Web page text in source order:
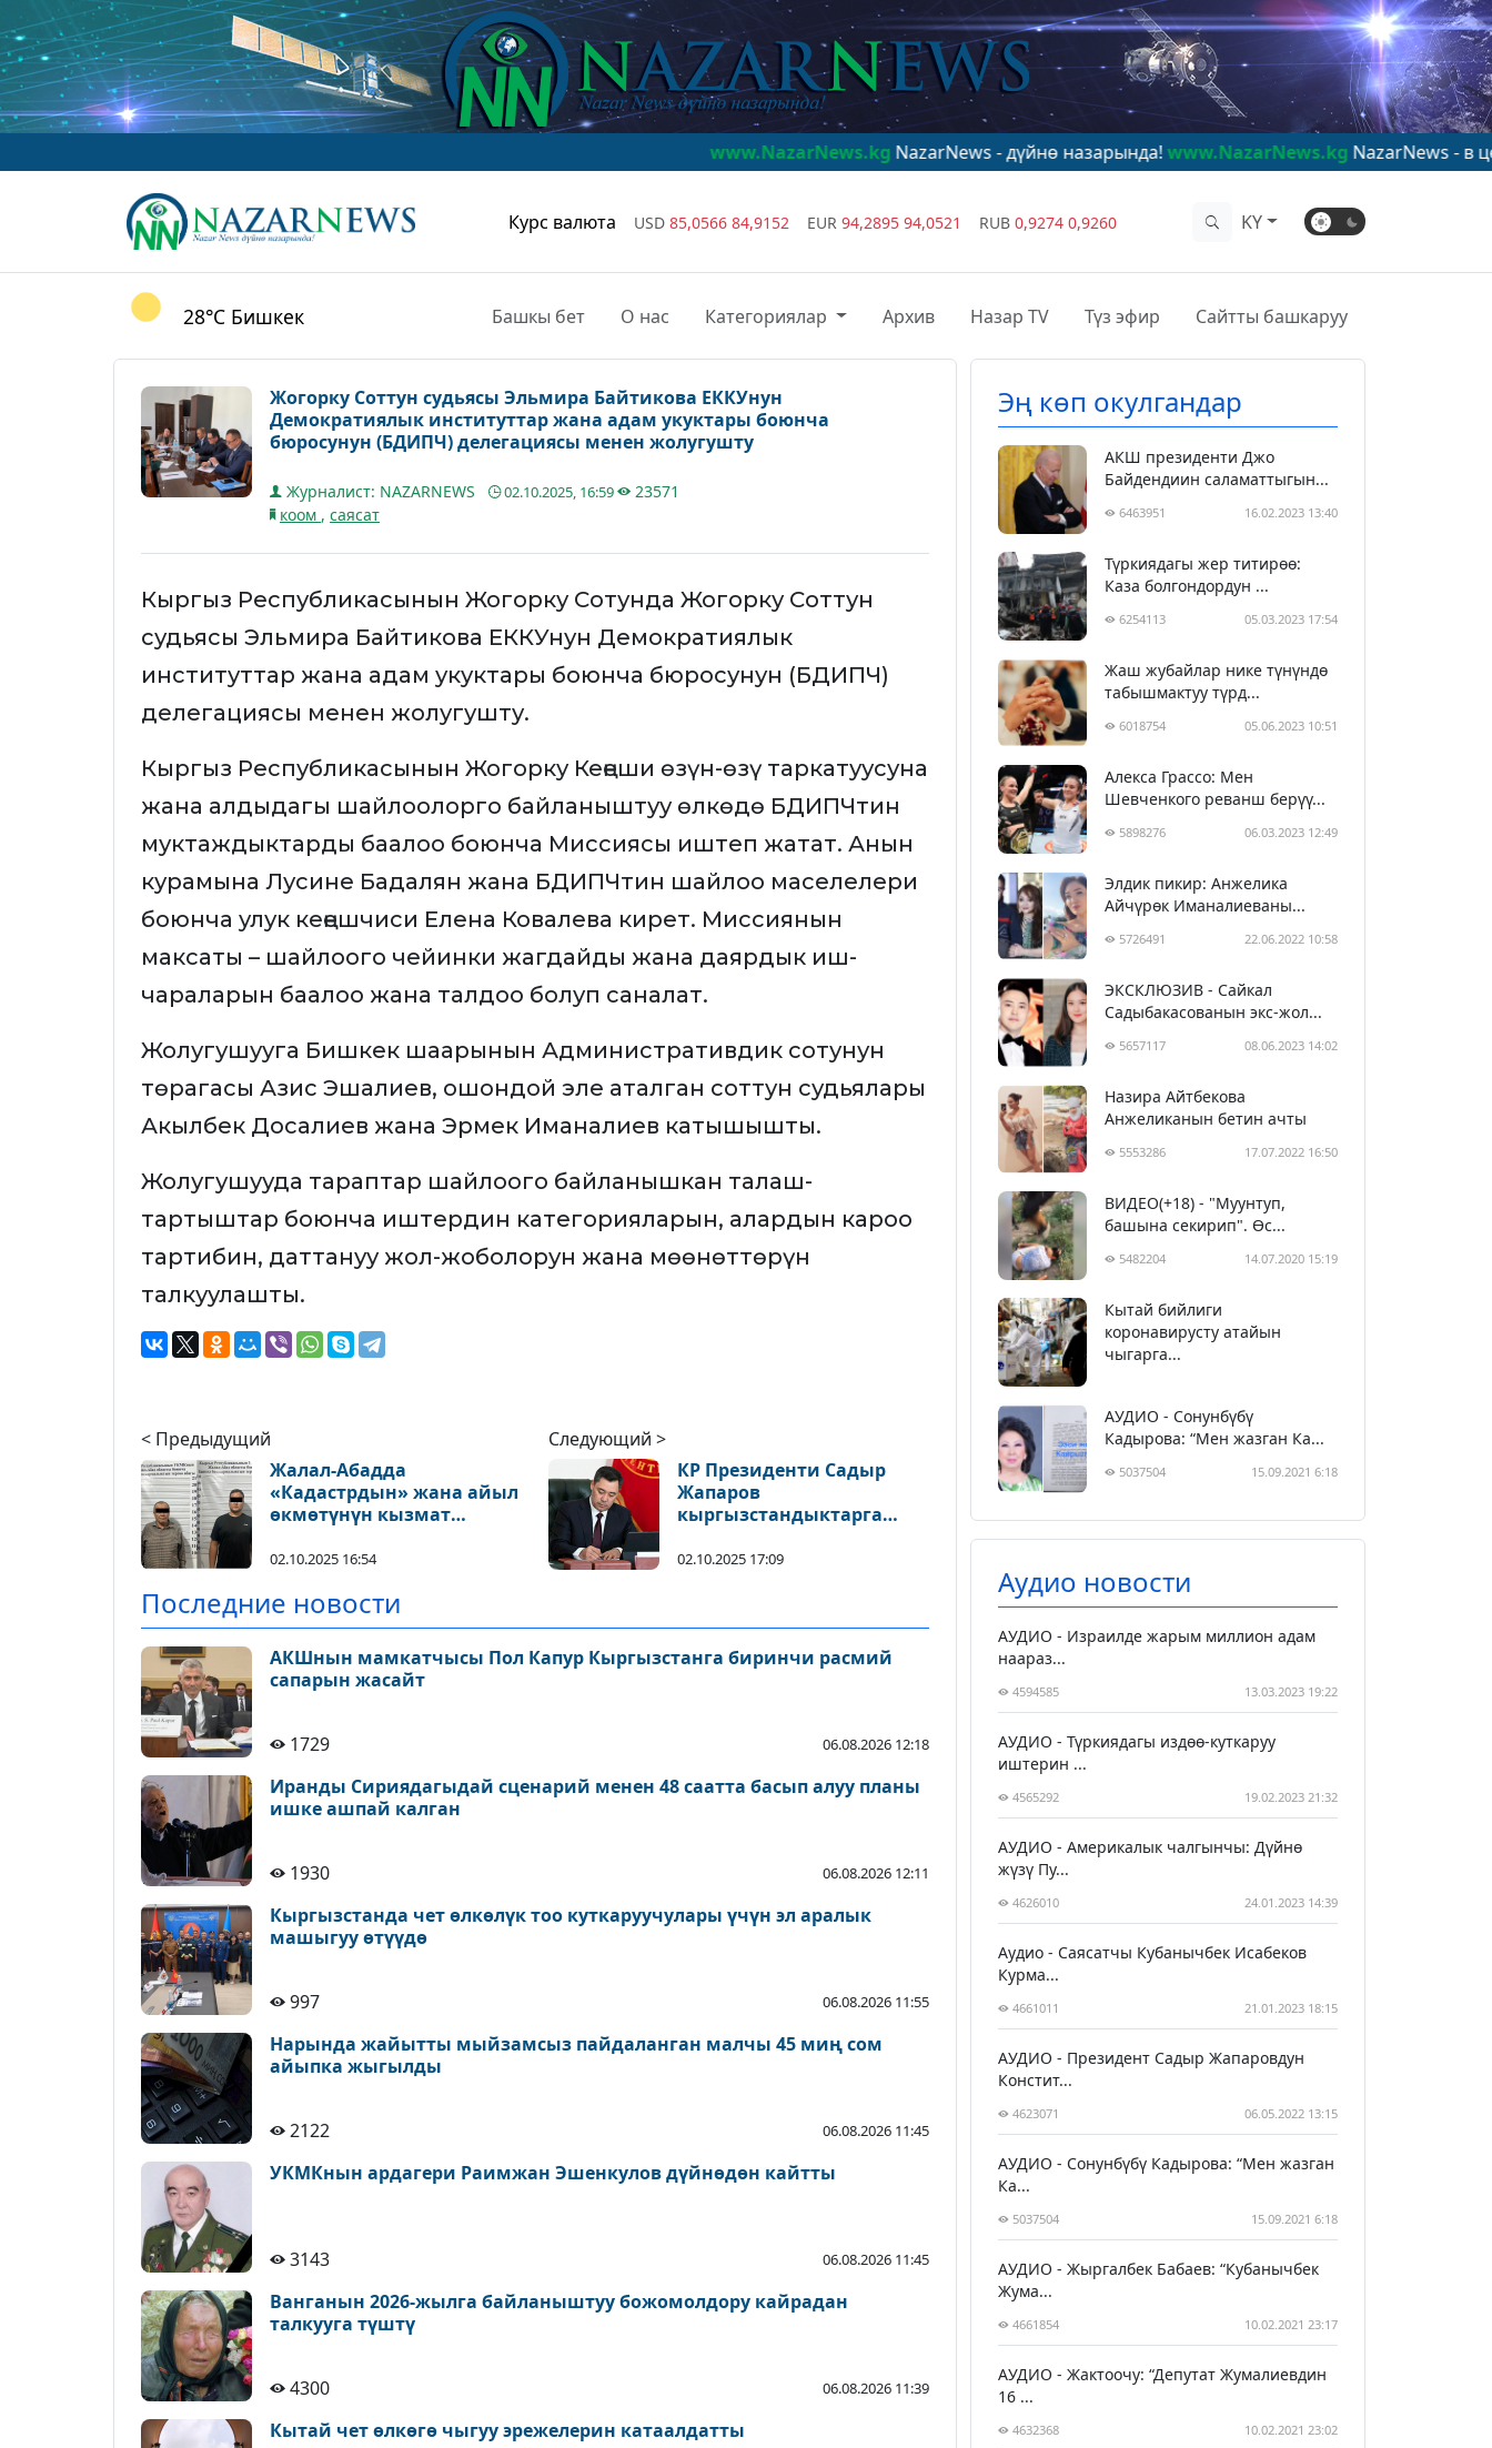
www.NazarNews.kgNazarNews - дүйнө назарында!www.NazarNews.kgNazarNews - в центре
Курс валюта USD 85,0566 84,9152 EUR 94,2895 94,0521 RUB 0,9274 0,9260 KY
28°C Бишкек Башкы бет О нас Категориялар Архив Назар TV Түз эфир Сайтты башкаруу
Жогорку Соттун судьясы Эльмира Байтикова ЕККУнун
Демократиялык институттар жана адам укуктары боюнча
бюросунун (БДИПЧ) делегациясы менен жолугушту
Журналист: NAZARNEWS 02.10.2025, 16:59
23571
коом , саясат
Кыргыз Республикасынын Жогорку Сотунда Жогорку Соттун
судьясы Эльмира Байтикова ЕККУнун Демократиялык
институттар жана адам укуктары боюнча бюросунун (БДИПЧ)
делегациясы менен жолугушту.
Кыргыз Республикасынын Жогорку Кеңеши өзүн-өзү таркатуусуна
жана алдыдагы шайлоолорго байланыштуу өлкөдө БДИПЧтин
муктаждыктарды баалоо боюнча Миссиясы иштеп жатат. Анын
курамына Лусине Бадалян жана БДИПЧтин шайлоо маселелери
боюнча улук кеңешчиси Елена Ковалева кирет. Миссиянын
максаты – шайлоого чейинки жагдайды жана даярдык иш-
чараларын баалоо жана талдоо болуп саналат.
Жолугушууга Бишкек шаарынын Административдик сотунун
төрагасы Азис Эшалиев, ошондой эле аталган соттун судьялары
Акылбек Досалиев жана Эрмек Иманалиев катышышты.
Жолугушууда тараптар шайлоого байланышкан талаш-
тартыштар боюнча иштердин категорияларын, алардын кароо
тартибин, даттануу жол-жоболорун жана мөөнөттөрүн
талкуулашты.
< Предыдущий
Жалал-Абадда
«Кадастрдын» жана айыл
өкмөтүнүн кызмат
02.10.2025 16:54
Следующий >
КР Президенти Садыр
Жапаров
кыргызстандыктарга
02.10.2025 17:09
Последние новости
АКШнын мамкатчысы Пол Капур Кыргызстанга биринчи расмий
сапарын жасайт
1729 06.08.2026 12:18
Иранды Сириядагыдай сценарий менен 48 саатта басып алуу планы
ишке ашпай калган
1930 06.08.2026 12:11
Кыргызстанда чет өлкөлүк тоо куткаруучулары үчүн эл аралык
машыгуу өтүүдө
997 06.08.2026 11:55
Нарында жайытты мыйзамсыз пайдаланган малчы 45 миң сом
айыпка жыгылды
2122 06.08.2026 11:45
УКМКнын ардагери Раимжан Эшенкулов дүйнөдөн кайтты
3143 06.08.2026 11:45
Ванганын 2026-жылга байланыштуу божомолдору кайрадан
талкууга түштү
4300 06.08.2026 11:39
Кытай чет өлкөгө чыгуу эрежелерин катаалдатты
Эң көп окулгандар
АКШ президенти Джо
Байдендиин саламаттыгын...
6463951 16.02.2023 13:40
Түркиядагы жер титирөө:
Каза болгондордун ...
6254113 05.03.2023 17:54
Жаш жубайлар нике түнүндө
табышмактуу түрд...
6018754 05.06.2023 10:51
Алекса Грассо: Мен
Шевченкого реванш берүү...
5898276 06.03.2023 12:49
Элдик пикир: Анжелика
Айчүрөк Иманалиеваны...
5726491 22.06.2022 10:58
ЭКСКЛЮЗИВ - Сайкал
Садыбакасованын экс-жол...
5657117 08.06.2023 14:02
Назира Айтбекова
Анжеликанын бетин ачты
5553286 17.07.2022 16:50
ВИДЕО(+18) - "Муунтуп,
башына секирип". Өс...
5482204 14.07.2020 15:19
Кытай бийлиги
коронавирусту атайын
чыгарга...
АУДИО - Сонунбүбү
Кадырова: “Мен жазган Ка...
5037504 15.09.2021 6:18
Аудио новости
АУДИО - Израилде жарым миллион адам
наараз...
4594585 13.03.2023 19:22
АУДИО - Түркиядагы издөө-куткаруу
иштерин ...
4565292 19.02.2023 21:32
АУДИО - Америкалык чалгынчы: Дүйнө
жүзү Пу...
4626010 24.01.2023 14:39
Аудио - Саясатчы Кубанычбек Исабеков
Курма...
4661011 21.01.2023 18:15
АУДИО - Президент Садыр Жапаровдун
Констит...
4623071 06.05.2022 13:15
АУДИО - Сонунбүбү Кадырова: “Мен жазган
Ка...
5037504 15.09.2021 6:18
АУДИО - Жыргалбек Бабаев: “Кубанычбек
Жума...
4661854 10.02.2021 23:17
АУДИО - Жактоочу: “Депутат Жумалиевдин
16 ...
4632368 10.02.2021 23:02